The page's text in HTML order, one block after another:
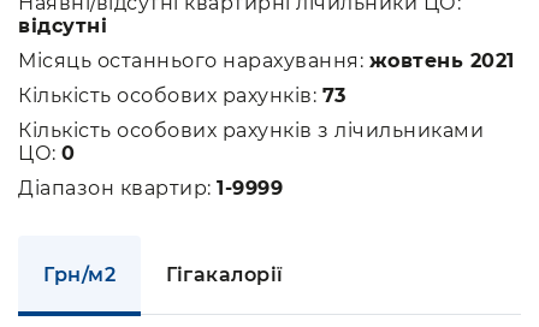
відсутні
Місяць останнього нарахування: жовтень 2021
Кількість особових рахунків: 73
Кількість особових рахунків з лічильниками
ЦО: 0
Діапазон квартир: 1-9999
Грн/м2 Гігакалорії